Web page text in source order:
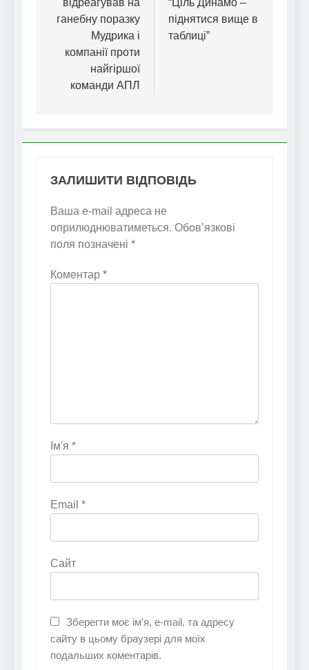
ганебну поразку
Мудрика і
компанії проти
найгіршої
команди АПЛ
піднятися вище в
таблиці”
ЗАЛИШИТИ ВІДПОВІДЬ
Ваша e-mail адреса не
оприлюднюватиметься. Обов’язкові
поля позначені *
Коментар *
Ім'я *
Email *
Сайт
Зберегти моє ім'я, e-mail, та адресу
сайту в цьому браузері для моїх
подальших коментарів.